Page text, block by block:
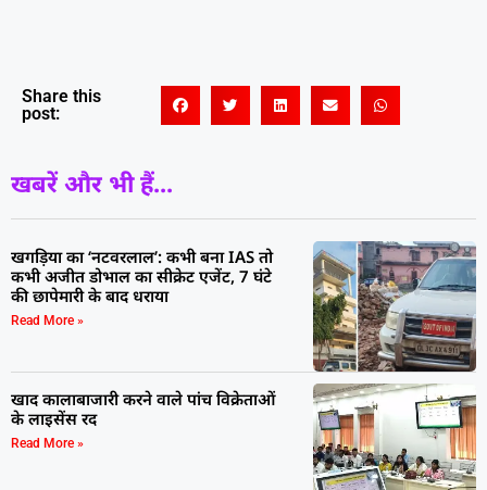
Share this
post:
खबरें और भी हैं...
खगड़िया का ‘नटवरलाल’: कभी बना IAS तो
कभी अजीत डोभाल का सीक्रेट एजेंट, 7 घंटे
की छापेमारी के बाद धराया
Read More »
खाद कालाबाजारी करने वाले पांच विक्रेताओं
के लाइसेंस रद
Read More »